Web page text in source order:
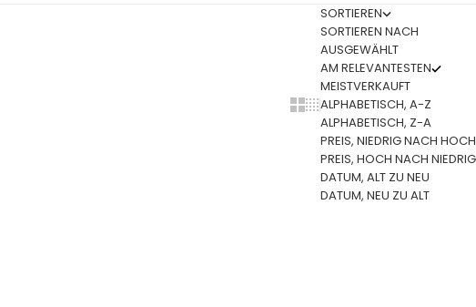
Show cards bigger
Show cards smaller
SORTIEREN
SORTIEREN NACH
AUSGEWÄHLT
AM RELEVANTESTEN
MEISTVERKAUFT
ALPHABETISCH, A-Z
ALPHABETISCH, Z-A
PREIS, NIEDRIG NACH HOCH
PREIS, HOCH NACH NIEDRIG
DATUM, ALT ZU NEU
DATUM, NEU ZU ALT